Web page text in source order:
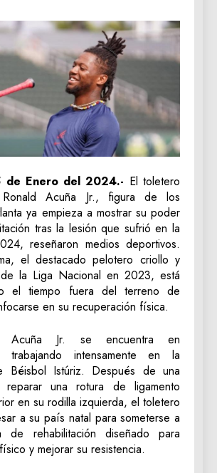
de Enero del 2024.- El toletero
Ronald Acuña Jr., figura de los
ya empieza a mostrar su poder
tras la lesión que sufrió en la
reseñaron medios deportivos.
el destacado pelotero criollo y
la Liga Nacional en 2023, está
el tiempo fuera del terreno de
en su recuperación física.
Acuña Jr. se encuentra en
trabajando intensamente en la
Béisbol Istúriz. Después de una
una rotura de ligamento
en su rodilla izquierda, el toletero
a su país natal para someterse a
de rehabilitación diseñado para
y mejorar su resistencia.